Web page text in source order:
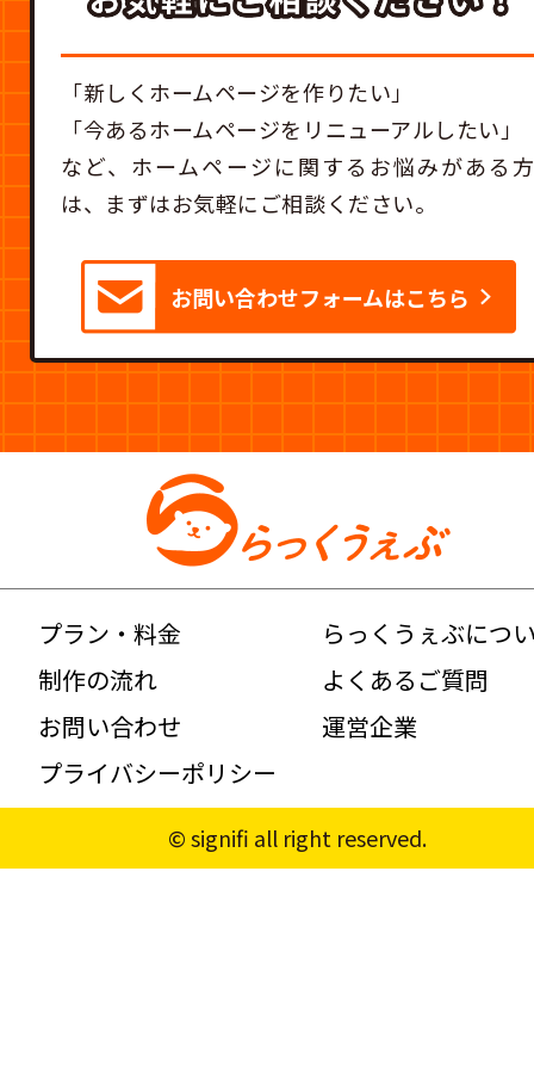
「新しくホームページを作りたい」
「今あるホームページをリニューアルしたい」
など、 ホームページに関するお悩みがある方
は、まずはお気軽にご相談ください。
お問い合わせフォームはこちら
プラン・料金
らっくうぇぶにつ
制作の流れ
よくあるご質問
お問い合わせ
運営企業
プライバシーポリシー
© signifi all right reserved.